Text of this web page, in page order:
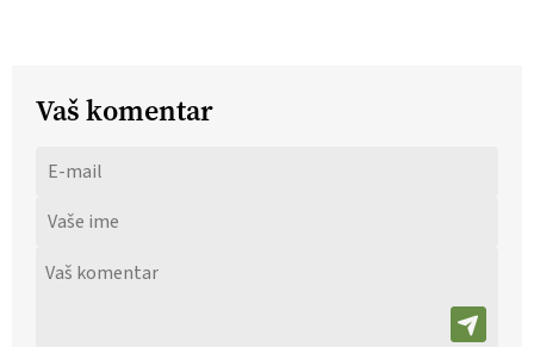
Vaš komentar